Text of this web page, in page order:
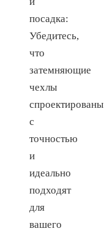
посадка:
Убедитесь,
что
затемняющие
чехлы
спроектированы
с
точностью
и
идеально
подходят
для
вашего